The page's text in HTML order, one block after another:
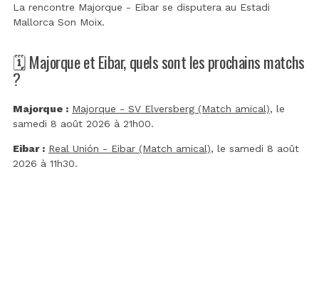
La rencontre Majorque - Eibar se disputera au Estadi
Mallorca Son Moix.
🗓️ Majorque et Eibar, quels sont les prochains matchs
?
Majorque : Majorque - SV Elversberg (Match amical), le
samedi 8 août 2026 à 21h00.
Eibar : Real Unión - Eibar (Match amical), le samedi 8 août
2026 à 11h30.